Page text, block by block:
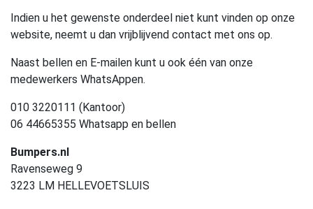
Indien u het gewenste onderdeel niet kunt vinden op onze
website, neemt u dan vrijblijvend contact met ons op.
Naast bellen en E-mailen kunt u ook één van onze
medewerkers WhatsAppen.
010 3220111 (Kantoor)
06 44665355 Whatsapp en bellen
Bumpers.nl
Ravenseweg 9
3223 LM HELLEVOETSLUIS